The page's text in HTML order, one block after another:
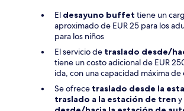
El desayuno buffet tiene un
aproximado de EUR 25 para los
para los niños
El servicio de traslado desde/
tiene un costo adicional de EUR
ida, con una capacidad máxima de
Se ofrece traslado desde la
traslado a la estación de tren y